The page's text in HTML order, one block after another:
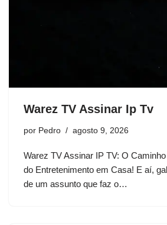
Warez TV Assinar Ip Tv
por Pedro agosto 9, 2026
Warez TV Assinar IP TV: O
do Entretenimento em Casa! E aí,
de um assunto que faz o…